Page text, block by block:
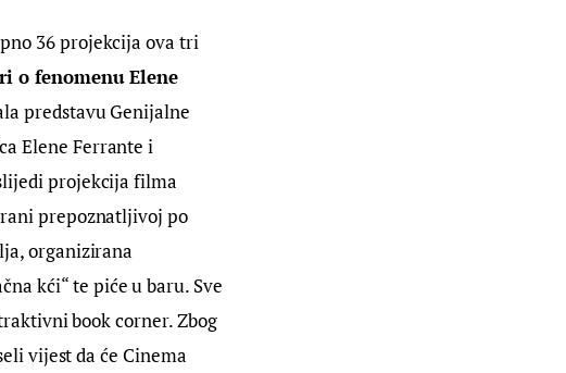
36 projekcija ova tri
o fenomenu Elene
predstavu Genijalne
Elene Ferrante i
projekcija filma
prepoznatljivoj po
organizirana
kći“ te piće u baru. Sve
book corner. Zbog
vijest da će Cinema